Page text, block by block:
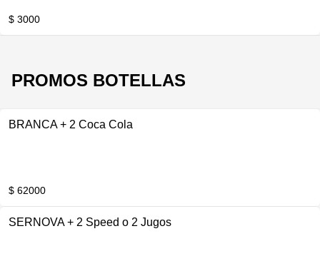
$ 3000
PROMOS BOTELLAS
BRANCA + 2 Coca Cola
$ 62000
SERNOVA + 2 Speed o 2 Jugos